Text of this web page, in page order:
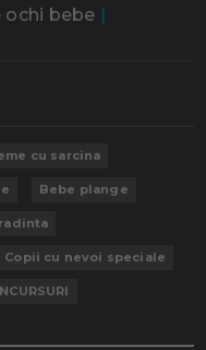
ochi bebe |
cu sarcina
Bebe plange
Copii cu nevoi speciale